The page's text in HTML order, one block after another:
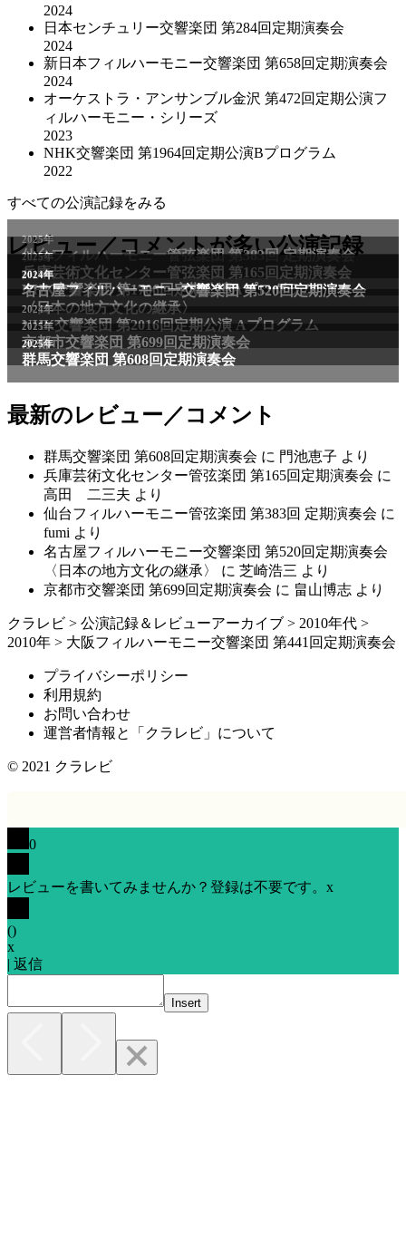
2024
日本センチュリー交響楽団 第284回定期演奏会
2024
新日本フィルハーモニー交響楽団 第658回定期演奏会
2024
オーケストラ・アンサンブル金沢 第472回定期公演フ
ィルハーモニー・シリーズ
2023
NHK交響楽団 第1964回定期公演Bプログラム
2022
すべての公演記録をみる
レビュー／コメントが多い公演記録
2025年
仙台フィルハーモニー管弦楽団 第383回 定期演奏会
2025年
兵庫芸術文化センター管弦楽団 第165回定期演奏会
2011年
NHK交響楽団 第1706回定期公演Aプログラム
2024年
名古屋フィルハーモニー交響楽団 第520回定期演奏会
〈日本の地方文化の継承〉
2024年
NHK交響楽団 第2016回定期公演 Aプログラム
2025年
京都市交響楽団 第699回定期演奏会
2025年
群馬交響楽団 第608回定期演奏会
最新のレビュー／コメント
群馬交響楽団 第608回定期演奏会 に 門池恵子 より
兵庫芸術文化センター管弦楽団 第165回定期演奏会 に
高田 二三夫 より
仙台フィルハーモニー管弦楽団 第383回 定期演奏会 に
fumi より
名古屋フィルハーモニー交響楽団 第520回定期演奏会
〈日本の地方文化の継承〉
に 芝崎浩三 より
京都市交響楽団 第699回定期演奏会 に 畠山博志 より
クラレビ > 公演記録＆レビューアーカイブ > 2010年代 >
2010年 > 大阪フィルハーモニー交響楽団 第441回定期演奏会
プライバシーポリシー
利用規約
お問い合わせ
運営者情報と「クラレビ」について
© 2021 クラレビ
0
レビューを書いてみませんか？登録は不要です。 x
()
x
| 返信
Insert